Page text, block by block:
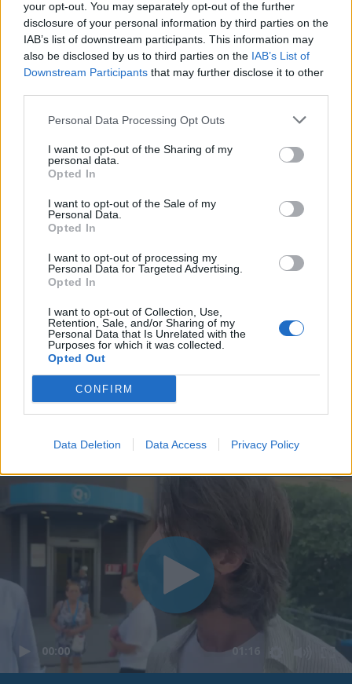
your opt-out. You may separately opt-out of the further
disclosure of your personal information by third parties on the
IAB’s list of downstream participants. This information may
also be disclosed by us to third parties on the IAB’s List of
Downstream Participants that may further disclose it to other
Personal Data Processing Opt Outs
I want to opt-out of the Sharing of my
personal data.
Opted In
I want to opt-out of the Sale of my
Personal Data.
Opted In
I want to opt-out of processing my
Personal Data for Targeted Advertising.
Opted In
I want to opt-out of Collection, Use,
Retention, Sale, and/or Sharing of my
Personal Data that Is Unrelated with the
Purposes for which it was collected.
Opted Out
CONFIRM
Data Deletion Data Access Privacy Policy
00:00 01:16